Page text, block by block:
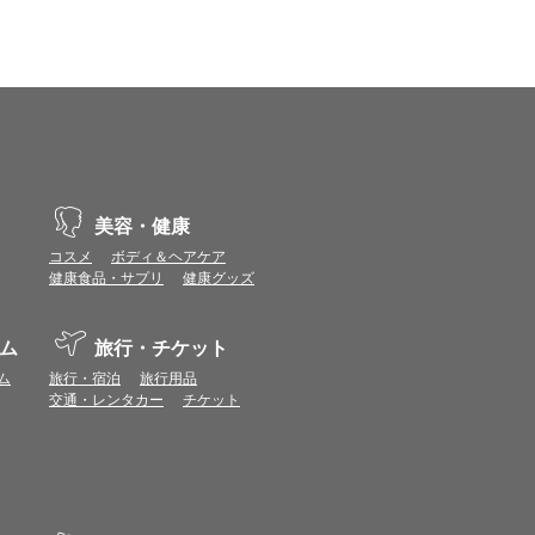
トまたは表示ポイント数をプレミアムポイ
。
があります。ポイント付与時期はショップご
ましては表示ポイント数と付与ポイント数
トは付きません。
。
から再度ショップへアクセスしてください。
。
美容・健康
コスメ
ボディ＆ヘアケア
健康食品・サプリ
健康グッズ
旅行・チケット
旅行・宿泊
旅行用品
交通・レンタカー
チケット